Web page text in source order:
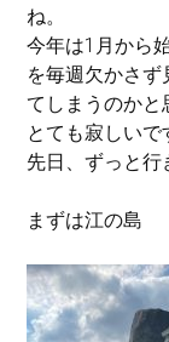
店
ね。
今年は1月から
を毎週欠かさ
てしまうのかと
とても寂しいで
先日、ずっと行
まずは江の島